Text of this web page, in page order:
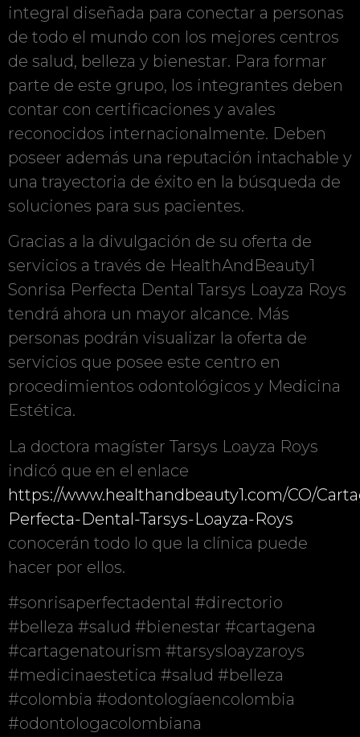
integral diseñada para conectar a personas
de todo el mundo con los mejores centros
de salud, belleza y bienestar. Para formar
parte de este grupo, los integrantes deben
contar con certificaciones y avales
reconocidos internacionalmente. Deben
poseer además una reputación intachable y
una trayectoria de éxito en la búsqueda de
soluciones para sus pacientes.
Gracias a la divulgación de su oferta de
servicios a través de HealthAndBeauty1
Sonrisa Perfecta Dental Tarsys Loayza Roys
tendrá ahora un mayor alcance. Más
personas podrán visualizar la oferta de
servicios que posee este centro en
procedimientos odontológicos y Medicina
Estética.
La doctora magíster Tarsys Loayza Roys
indicó que en el enlace
https://www.healthandbeauty1.com/CO/
Perfecta-Dental-Tarsys-Loayza-Roys
conocerán todo lo que la clínica puede
hacer por ellos.
#sonrisaperfectadental #directorio
#belleza #salud #bienestar #cartagena
#cartagenatourism #tarsysloayzaroys
#medicinaestetica #salud #belleza
#colombia #odontologíaencolombia
#odontologacolombiana